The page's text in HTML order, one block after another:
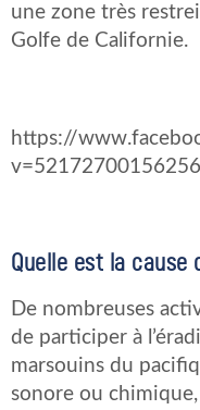
une zone très
Golfe de Californie.
https://
Quelle est la
De nombreuses
de participer à
marsouins du
sonore ou chimique,